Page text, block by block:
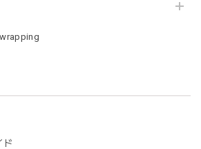
ド
と食具までたっぷりと入っていまし
。今年もまた購入したいと思える最高